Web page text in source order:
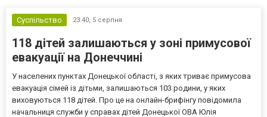
Суспільство 23:40, 5 серпня
118 дітей залишаються у зоні примусової
евакуації на Донеччині
У населених пунктах Донецької області, з яких триває примусова
евакуація сімей із дітьми, залишаються 103 родини, у яких
виховуються 118 дітей. Про це на онлайн-брифінгу повідомила
начальниця служби у справах дітей Донецької ОВА Юлія